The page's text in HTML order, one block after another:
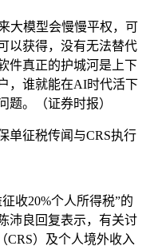
大模型会慢慢平权，可
以获得，没有无法替代
件真正的护城河是上下
，谁就能在AI时代活下
题。（证券时报）
单征税传闻与CRS执行
收20%个人所得税”的
沛良回复表示，有关讨
CRS）及个人境外收入